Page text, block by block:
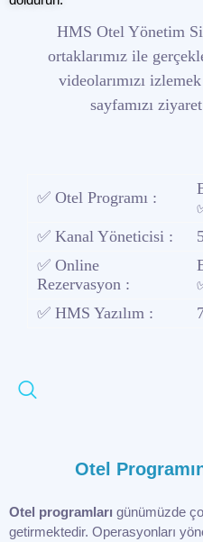
HMS Otel Yönetim
ortaklarımız ile
videolarımızı
sayfamızı
✅ Otel Programı :
✅ Kanal Yöneticisi :
✅ Online
Rezervasyon :
✅ HMS Yazılım :
Otel
Otel programları günümüzde
getirmektedir. Operasyonları